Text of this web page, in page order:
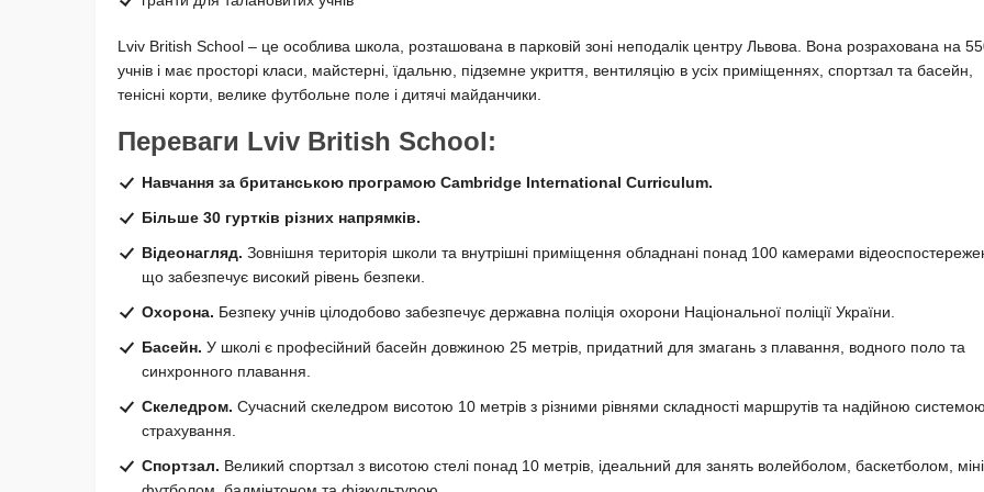
Lviv British School – це особлива школа, розташована в парковій зоні неподалік центру Львова. Вона розрахована на
учнів і має просторі класи, майстерні, їдальню, підземне укриття, вентиляцію в усіх приміщеннях, спортзал та басейн,
тенісні корти, велике футбольне поле і дитячі майданчики.
Переваги Lviv British School:
Навчання за британською програмою Cambridge International Curriculum.
Більше 30 гуртків різних напрямків.
Відеонагляд. Зовнішня територія школи та внутрішні приміщення обладнані понад 100 камерами
що забезпечує високий рівень безпеки.
Охорона. Безпеку учнів цілодобово забезпечує державна поліція охорони Національної поліції України.
Басейн. У школі є професійний басейн довжиною 25 метрів, придатний для змагань з плавання, водного поло та
синхронного плавання.
Скеледром. Сучасний скеледром висотою 10 метрів з різними рівнями складності маршрутів та надійною системою
страхування.
Спортзал. Великий спортзал з висотою стелі понад 10 метрів, ідеальний для занять волейболом, баскетболом,